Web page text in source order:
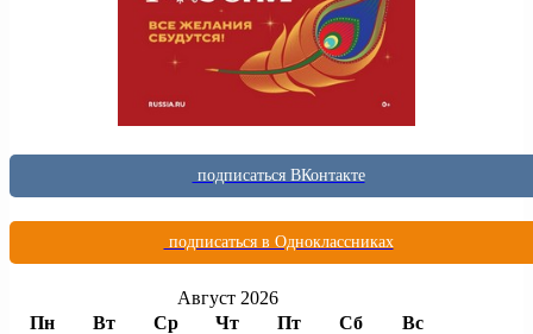
подписаться ВКонтакте
подписаться в Одноклассниках
Август 2026
Пн
Вт Ср Чт Пт Сб Вс